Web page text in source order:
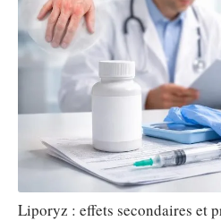
Liporyz : effets secondaires et